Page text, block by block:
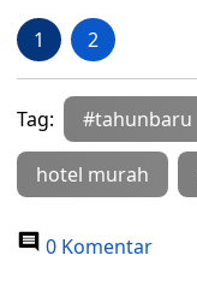
1 2
Tag: #tahunbaru
hotel murah
0 Komentar